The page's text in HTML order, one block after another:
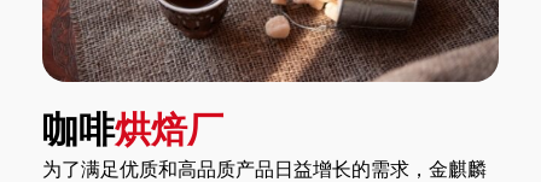
咖啡烘焙厂
为了满足优质和高品质产品日益增长的需求，金麒麟